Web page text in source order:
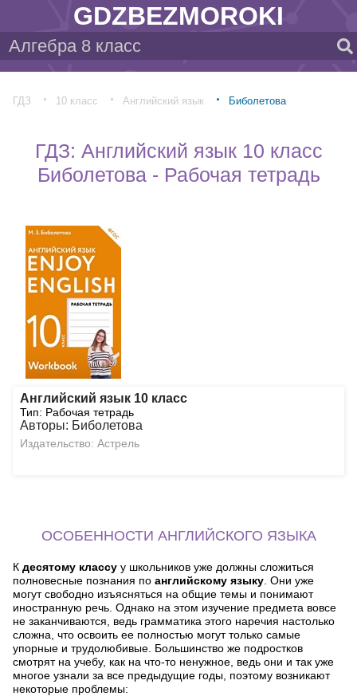
GDZBEZMOROKI
ГДЗ 10 класс Английский язык Биболетова
ГДЗ: Английский язык 10 класс
Биболетова - Рабочая тетрадь
Английский язык 10 класс
Тип: Рабочая тетрадь
Авторы: Биболетова
Издательство: Астрель
ОСОБЕННОСТИ АНГЛИЙСКОГО ЯЗЫКА
К десятому классу у школьников уже должны сложиться
полновесные познания по английскому языку . Они уже
могут свободно изъясняться на общие темы и понимают
иностранную речь. Однако на этом изучение предмета вовсе
не заканчиваются, ведь грамматика этого наречия настолько
сложна, что освоить ее полностью могут только самые
упорные и трудолюбивые. Большинство же подростков
смотрят на учебу, как на что-то ненужное, ведь они и так уже
многое узнали за все предыдущие годы, поэтому возникают
некоторые проблемы: